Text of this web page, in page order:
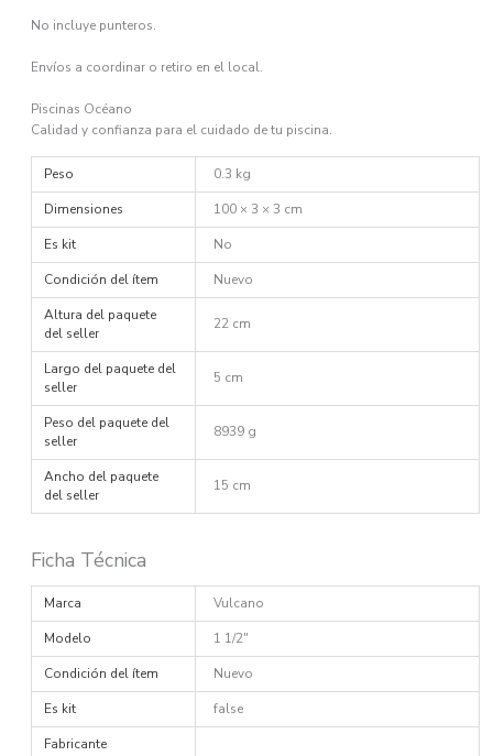
No incluye punteros.
Envíos a coordinar o retiro en el local.
Piscinas Océano
Calidad y confianza para el cuidado de tu piscina.
Peso
0.3 kg
Dimensiones
100 × 3 × 3 cm
Es kit
No
Condición del ítem
Nuevo
Altura del paquete
del seller
22 cm
Largo del paquete del
seller
5 cm
Peso del paquete del
seller
8939 g
Ancho del paquete
del seller
15 cm
Ficha Técnica
Marca
Vulcano
Modelo
1 1/2"
Condición del ítem
Nuevo
Es kit
false
Fabricante